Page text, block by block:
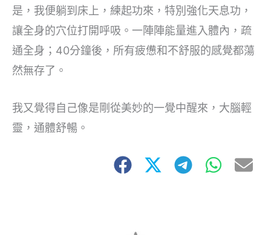
是，我便躺到床上，練起功來，特別強化天息功，
讓全身的穴位打開呼吸。一陣陣能量進入體內，疏
通全身；40分鐘後，所有疲憊和不舒服的感覺都蕩
然無存了。
我又覺得自己像是剛從美妙的一覺中醒來，大腦輕
靈，通體舒暢。